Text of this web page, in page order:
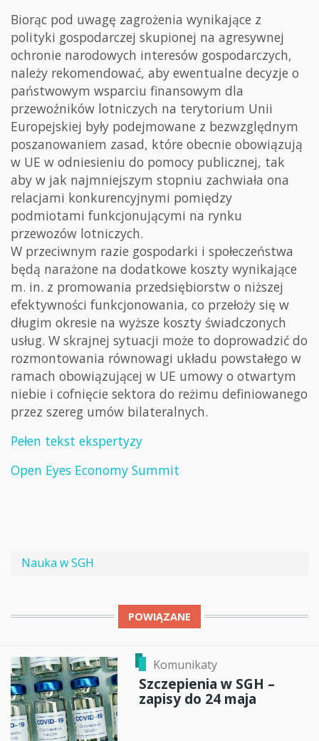
Biorąc pod uwagę zagrożenia wynikające z
polityki gospodarczej skupionej na agresywnej
ochronie narodowych interesów gospodarczych,
należy rekomendować, aby ewentualne decyzje o
państwowym wsparciu finansowym dla
przewoźników lotniczych na terytorium Unii
Europejskiej były podejmowane z bezwzględnym
poszanowaniem zasad, które obecnie obowiązują
w UE w odniesieniu do pomocy publicznej, tak
aby w jak najmniejszym stopniu zachwiała ona
relacjami konkurencyjnymi pomiędzy
podmiotami funkcjonującymi na rynku
przewozów lotniczych.
W przeciwnym razie gospodarki i społeczeństwa
będą narażone na dodatkowe koszty wynikające
m. in. z promowania przedsiębiorstw o niższej
efektywności funkcjonowania, co przełoży się w
długim okresie na wyższe koszty świadczonych
usług. W skrajnej sytuacji może to doprowadzić do
rozmontowania równowagi układu powstałego w
ramach obowiązującej w UE umowy o otwartym
niebie i cofnięcie sektora do reżimu definiowanego
przez szereg umów bilateralnych.
Pełen tekst ekspertyzy
Open Eyes Economy Summit
Nauka w SGH
POWIĄZANE
Komunikaty
Szczepienia w SGH –
zapisy do 24 maja